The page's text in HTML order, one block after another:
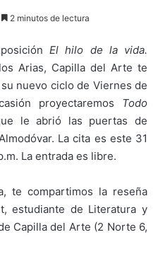
2 minutos de lectura
El hilo de la vida.
Arias, Capilla del Arte te
su nuevo ciclo de Viernes de
proyectaremos Todo
le abrió las puertas de
La cita es este 31
La entrada es libre.
te compartimos la reseña
estudiante de Literatura y
Capilla del Arte (2 Norte 6,